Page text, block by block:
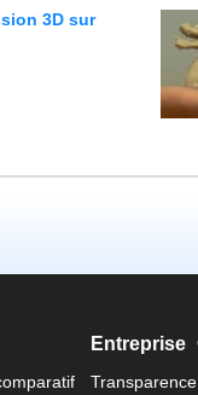
3D sur
Entreprise
Transparence